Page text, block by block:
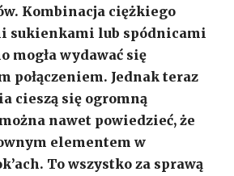
Kombinacja ciężkiego
sukienkami lub spódnicami
mogła wydawać się
połączeniem. Jednak teraz
cieszą się ogromną
nawet powiedzieć, że
elementem w
To wszystko za sprawą